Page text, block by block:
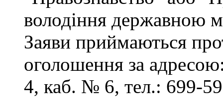
володіння державною
Заяви приймаються
оголошення за
4, каб. № 6, тел.: 699-